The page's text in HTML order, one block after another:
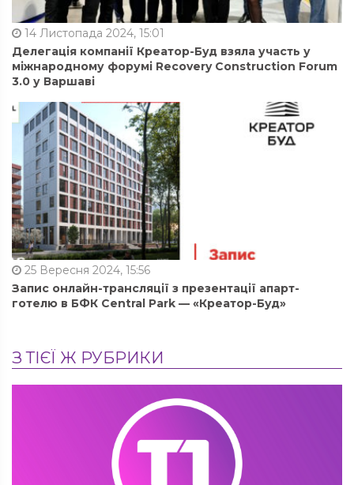
14 Листопада 2024, 15:01
Делегація компанії Креатор-Буд взяла участь у
міжнародному форумі Recovery Construction Forum
3.0 у Варшаві
25 Вересня 2024, 15:56
Запис онлайн-трансляції з презентації апарт-
готелю в БФК Central Park — «Креатор-Буд»
З ТІЄЇ Ж РУБРИКИ